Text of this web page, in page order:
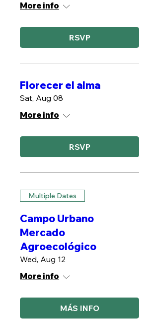
More info
RSVP
Florecer el alma
Sat, Aug 08
More info
RSVP
Multiple Dates
Campo Urbano
Mercado
Agroecológico
Wed, Aug 12
More info
MÁS INFO